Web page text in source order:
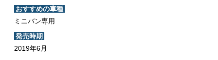
おすすめの車種
ミニバン専用
発売時期
2019年6月